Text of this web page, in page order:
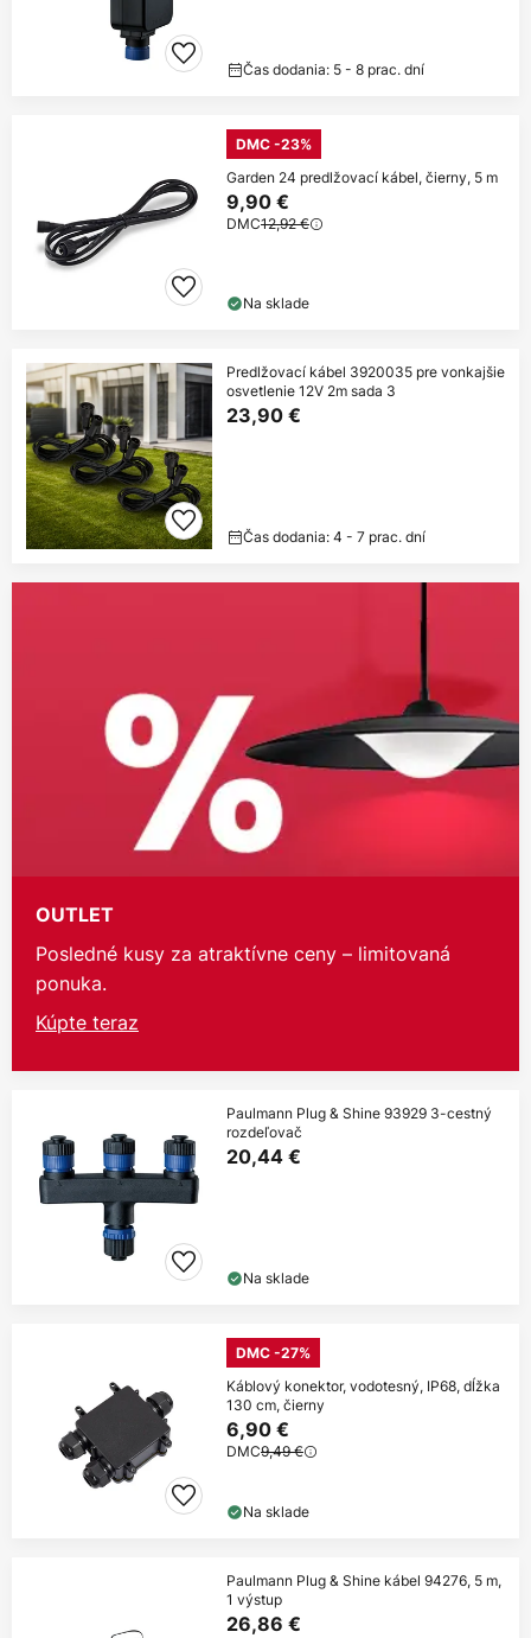
Čas dodania: 5 - 8 prac. dní
DMC -23%
Garden 24 predlžovací kábel, čierny, 5 m
9,90 €
DMC12,92 €
Na sklade
Predlžovací kábel 3920035 pre vonkajšie
osvetlenie 12V 2m sada 3
23,90 €
Čas dodania: 4 - 7 prac. dní
OUTLET
Posledné kusy za atraktívne ceny – limitovaná
ponuka.
Kúpte teraz
Paulmann Plug & Shine 93929 3-cestný
rozdeľovač
20,44 €
Na sklade
DMC -27%
Káblový konektor, vodotesný, IP68, dĺžka
130 cm, čierny
6,90 €
DMC9,49 €
Na sklade
Paulmann Plug & Shine kábel 94276, 5 m,
1 výstup
26,86 €